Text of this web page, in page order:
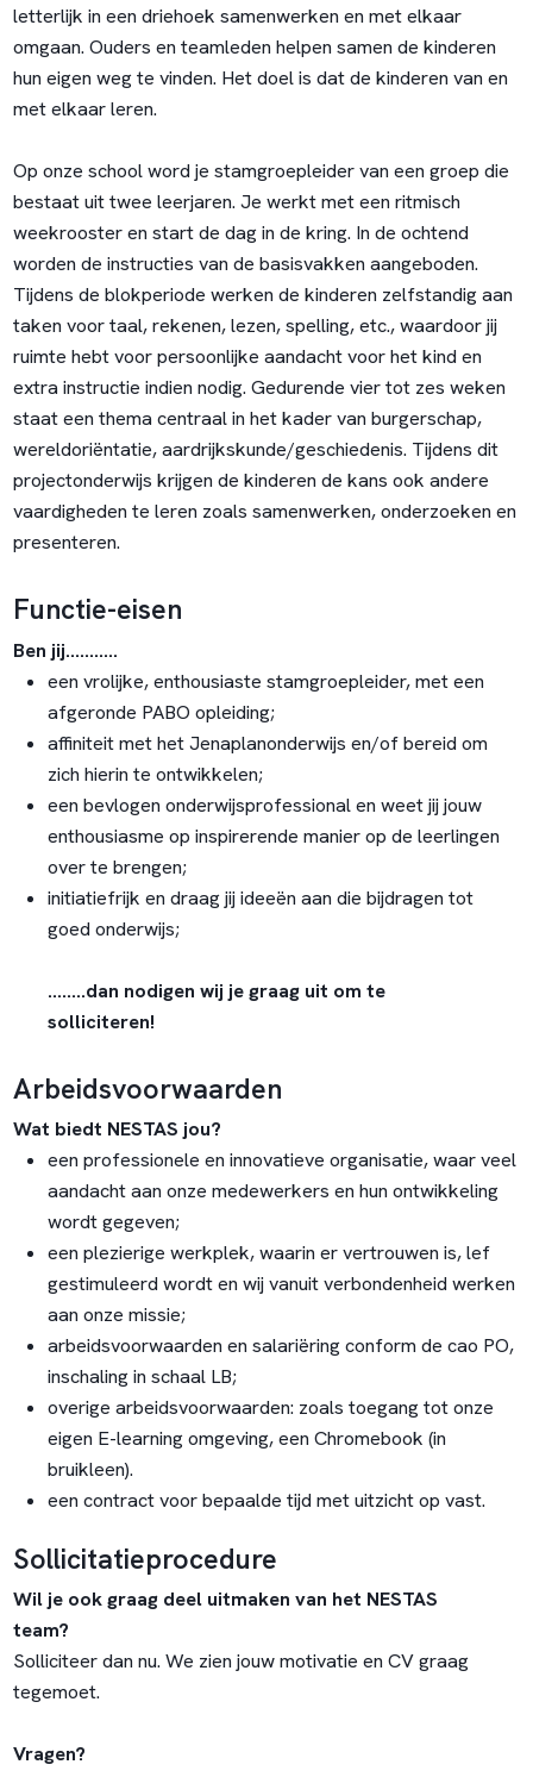
letterlijk in een driehoek samenwerken en met elkaar
omgaan. Ouders en teamleden helpen samen de kinderen
hun eigen weg te vinden. Het doel is dat de kinderen van en
met elkaar leren.
Op onze school word je stamgroepleider van een groep die
bestaat uit twee leerjaren. Je werkt met een ritmisch
weekrooster en start de dag in de kring. In de ochtend
worden de instructies van de basisvakken aangeboden.
Tijdens de blokperiode werken de kinderen zelfstandig aan
taken voor taal, rekenen, lezen, spelling, etc., waardoor jij
ruimte hebt voor persoonlijke aandacht voor het kind en
extra instructie indien nodig. Gedurende vier tot zes weken
staat een thema centraal in het kader van burgerschap,
wereldoriëntatie, aardrijkskunde/geschiedenis. Tijdens dit
projectonderwijs krijgen de kinderen de kans ook andere
vaardigheden te leren zoals samenwerken, onderzoeken en
presenteren.
Functie-eisen
Ben jij...........
een vrolijke, enthousiaste stamgroepleider, met een
afgeronde PABO opleiding;
affiniteit met het Jenaplanonderwijs en/of bereid om
zich hierin te ontwikkelen;
een bevlogen onderwijsprofessional en weet jij jouw
enthousiasme op inspirerende manier op de leerlingen
over te brengen;
initiatiefrijk en draag jij ideeën aan die bijdragen tot
goed onderwijs;
….....dan nodigen wij je graag uit om te
solliciteren!
Arbeidsvoorwaarden
Wat biedt NESTAS jou?
een professionele en innovatieve organisatie, waar veel
aandacht aan onze medewerkers en hun ontwikkeling
wordt gegeven;
een plezierige werkplek, waarin er vertrouwen is, lef
gestimuleerd wordt en wij vanuit verbondenheid werken
aan onze missie;
arbeidsvoorwaarden en salariëring conform de cao PO,
inschaling in schaal LB;
overige arbeidsvoorwaarden: zoals toegang tot onze
eigen E-learning omgeving, een Chromebook (in
bruikleen).
een contract voor bepaalde tijd met uitzicht op vast.
Sollicitatieprocedure
Wil je ook graag deel uitmaken van het NESTAS
team?
Solliciteer dan nu. We zien jouw motivatie en CV graag
tegemoet.
Vragen?